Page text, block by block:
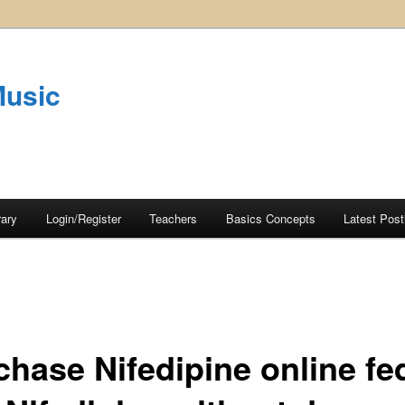
Login/Register Teachers Basics Concepts Latest
Nifedipine online